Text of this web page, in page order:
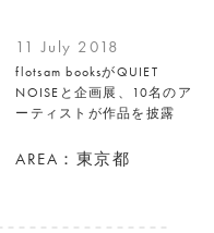
11 July 2018
flotsam booksがQUIET
NOISEと企画展、10名のア
ーティストが作品を披露
AREA：東京都